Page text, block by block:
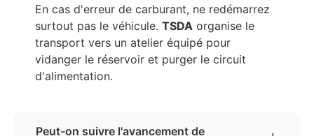
En cas d'erreur de carburant, ne redémarrez
surtout pas le véhicule. TSDA organise le
transport vers un atelier équipé pour
vidanger le réservoir et purger le circuit
d'alimentation.
Peut-on suivre l'avancement de